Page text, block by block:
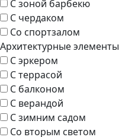
С зоной барбекю
С чердаком
Со спортзалом
Архитектурные элементы
С эркером
С террасой
С балконом
С верандой
С зимним садом
Со вторым светом